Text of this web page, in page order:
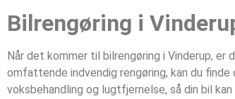
Bilrengøring i
Når det kommer til bilrengøring i Vinderup‎,
omfattende indvendig rengøring, kan du
voksbehandling og lugtfjernelse, så din bil